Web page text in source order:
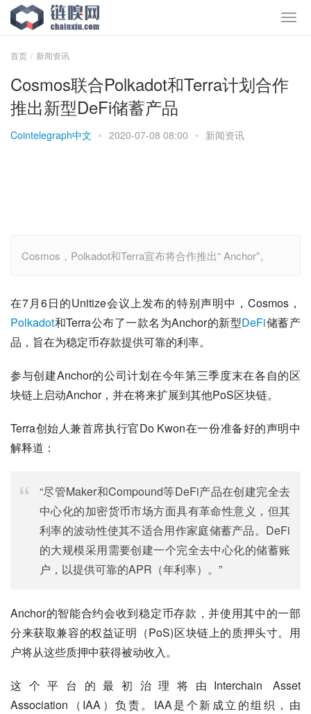
首页 新闻资讯
Cosmos联合Polkadot和Terra计划合作
推出新型DeFi储蓄产品
Cointelegraph中文 • 2020-07-08 08:00 • 新闻资讯
Cosmos，Polkadot和Terra宣布将合作推出“ Anchor”。
在7月6日的Unitize会议上发布的特别声明中，Cosmos ，
Polkadot和Terra公布了一款名为Anchor的新型DeFi储蓄产
品，旨在为稳定币存款提供可靠的利率。
参与创建Anchor的公司计划在今年第三季度末在各自的区
块链上启动Anchor，并在将来扩展到其他PoS区块链。
Terra创始人兼首席执行官Do Kwon在一份准备好的声明中
解释道：
“尽管Maker和Compound等DeFi产品在创建完全去
中心化的加密货币市场方面具有革命性意义，但其
利率的波动性使其不适合用作家庭储蓄产品。 DeFi
的大规模采用需要创建一个完全去中心化的储蓄账
户，以提供可靠的APR （年利率）。 ”
Anchor的智能合约会收到稳定币存款，并使用其中的一部
分来获取兼容的权益证明（PoS)区块链上的质押头寸。用
户将从这些质押中获得被动收入。
这个平台的最初治理将由 Interchain Asset
Association （ IAA ）负责。 IAA是个新成立的组织，由